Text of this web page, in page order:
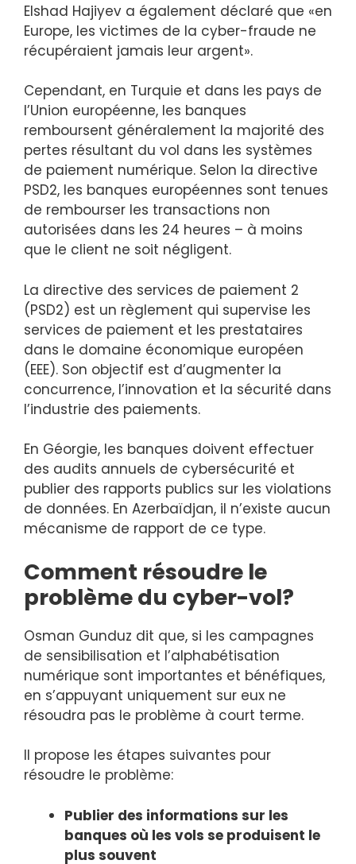
Elshad Hajiyev a également déclaré que «en
Europe, les victimes de la cyber-fraude ne
récupéraient jamais leur argent».
Cependant, en Turquie et dans les pays de
l’Union européenne, les banques
remboursent généralement la majorité des
pertes résultant du vol dans les systèmes
de paiement numérique. Selon la directive
PSD2, les banques européennes sont tenues
de rembourser les transactions non
autorisées dans les 24 heures – à moins
que le client ne soit négligent.
La directive des services de paiement 2
(PSD2) est un règlement qui supervise les
services de paiement et les prestataires
dans le domaine économique européen
(EEE). Son objectif est d’augmenter la
concurrence, l’innovation et la sécurité dans
l’industrie des paiements.
En Géorgie, les banques doivent effectuer
des audits annuels de cybersécurité et
publier des rapports publics sur les violations
de données. En Azerbaïdjan, il n’existe aucun
mécanisme de rapport de ce type.
Comment résoudre le
problème du cyber-vol?
Osman Gunduz dit que, si les campagnes
de sensibilisation et l’alphabétisation
numérique sont importantes et bénéfiques,
en s’appuyant uniquement sur eux ne
résoudra pas le problème à court terme.
Il propose les étapes suivantes pour
résoudre le problème:
Publier des informations sur les
banques où les vols se produisent le
plus souvent